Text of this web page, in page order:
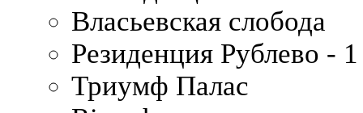
Власьевская слобода
Резиденция Рублево - 1
Триумф Палас